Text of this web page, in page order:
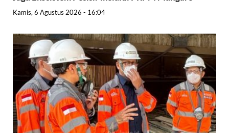
Kamis, 6 Agustus 2026 - 16:04